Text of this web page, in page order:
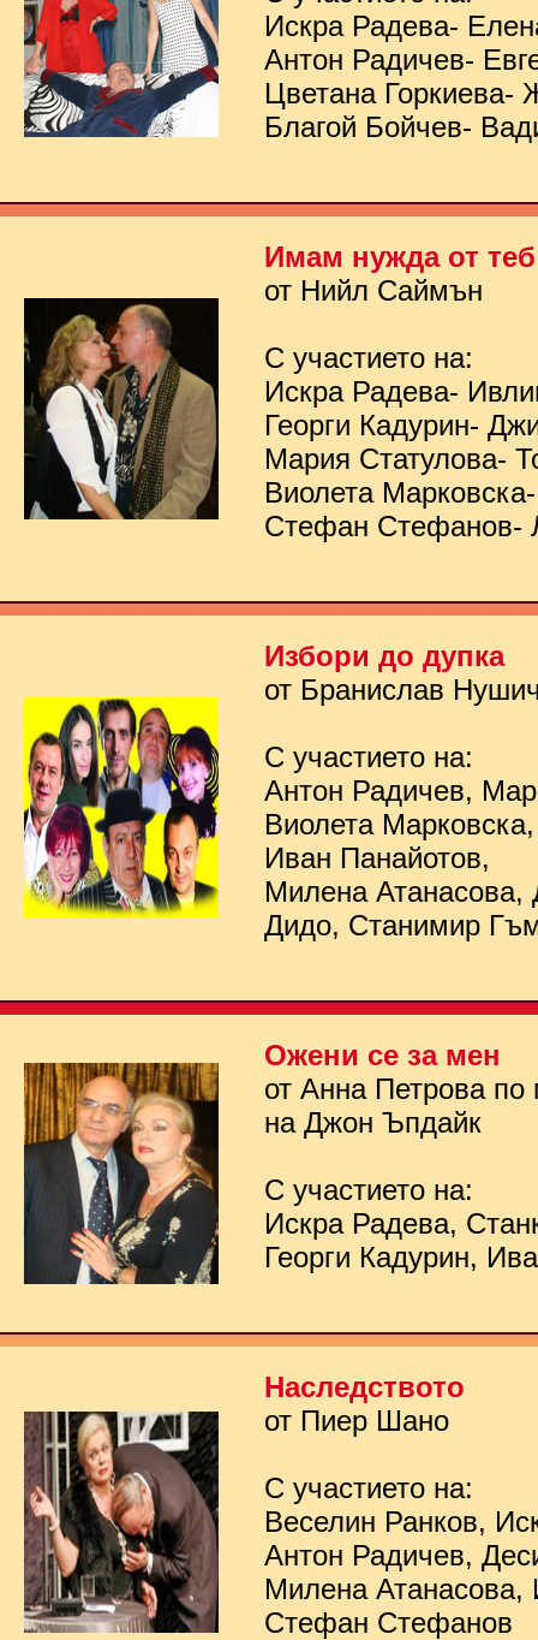
Искра Радева-
Антон Радичев-
Цветана Горкиева-
Благой Бойчев-
Имам нужда от теб
от Нийл Саймън
С участието на:
Искра Радева-
Георги Кадурин-
Мария Статулова-
Виолета
Стефан Стефанов-
Избори до дупка
от Бранислав
С участието на:
Антон Радичев,
Виолета
Иван Панайотов,
Милена Атанасова,
Дидо, Станимир
Ожени се за мен
от Анна Петрова по
на Джон Ъпдайк
С участието на:
Искра Радева,
Георги Кадурин,
Наследството
от Пиер Шано
С участието на:
Веселин Ранков,
Антон Радичев,
Милена Атанасова,
Стефан Стефанов